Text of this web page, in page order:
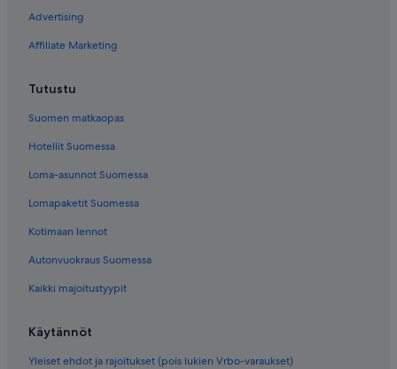
5 tähden hotellit – Kuressaare
5 tähden hotellit – Meremäe
5 tähden hotellit – Pamma
Advertising
Affiliate Marketing
Tutustu
Suomen matkaopas
Hotellit Suomessa
Loma-asunnot Suomessa
Lomapaketit Suomessa
Kotimaan lennot
Autonvuokraus Suomessa
Kaikki majoitustyypit
Käytännöt
Yleiset ehdot ja rajoitukset (pois lukien Vrbo-varaukset)